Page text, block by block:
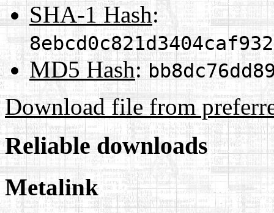
SHA-1 Hash:
MD5 Hash:
Download file from
Reliable downloads
Metalink